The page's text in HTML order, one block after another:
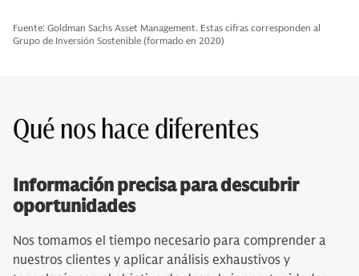
Fuente: Goldman Sachs Asset Management. Estas cifras corresponden al
Grupo de Inversión Sostenible (formado en 2020)
Qué nos hace diferentes
Información precisa para descubrir
oportunidades
Nos tomamos el tiempo necesario para comprender a
nuestros clientes y aplicar análisis exhaustivos y